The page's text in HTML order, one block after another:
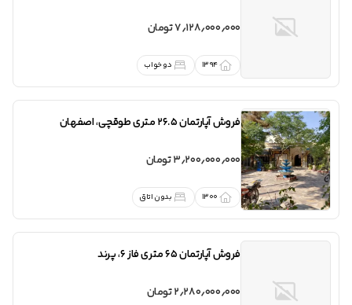
7٫128٫000٫000 تومان
1394 دو خواب
فروشآپارتمان 26.5 متری طوقچی ،اصفهان
3٫200٫000٫000 تومان
1300 بدون اتاق
فروشآپارتمان 65 متری فاز ۶ ،پرند
2٫280٫000٫000 تومان